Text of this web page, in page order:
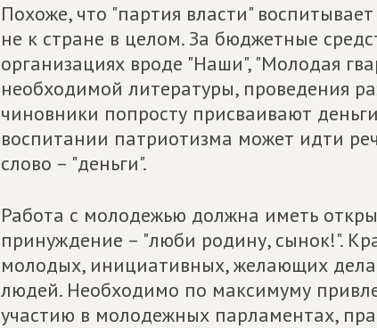
Похоже, что "партия власти"
не к стране в целом. За бюджетные
организациях вроде "Наши", "Молодая
необходимой литературы, проведения
чиновники попросту присваивают
воспитании патриотизма может идти
слово – "деньги".
Работа с молодежью должна иметь
принуждение – "люби родину, сынок!".
молодых, инициативных, желающих
людей. Необходимо по максимуму
участию в молодежных парламентах,